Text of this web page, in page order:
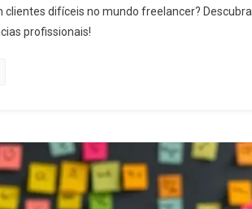
clientes difíceis no mundo freelancer?
profissionais!